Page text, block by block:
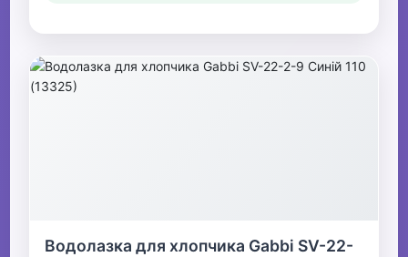
Водолазка для хлопчика Gabbi SV-22-